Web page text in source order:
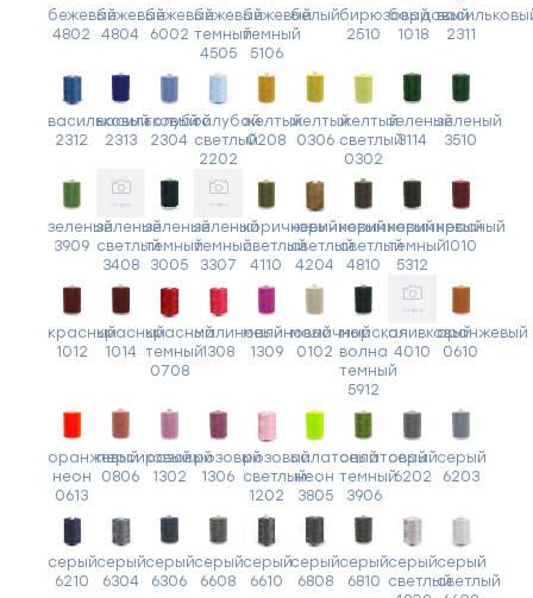
бежевый
4802
бежевый
4804
бежевый
6002
бежевый
темный
4505
бежевый
темный
5106
белыйбирюзовый
2510
бордовый
1018
2311
васильковый
2312
васильковый
2313
голубой
2304
голубой
светлый
2202
желтый
0208
желтый
0306
желтый
светлый
0302
зеленый
3114
зеленый
3510
зеленый
3909
зеленый
светлый
3408
зеленый
темный
3005
зеленый
темный
3307
коричневый
светлый
4110
коричневый
светлый
4204
коричневый
светлый
4810
коричневый
темный
5312
красный
1010
красный
1012
красный
1014
красный
темный
0708
малиновый
1308
малиновый
1309
молочный
0102
морская
волна
темный
5912
оливковый
4010
оранжевый
0610
оранжевый
неон
0613
персиковый
0806
розовый
1302
розовый
1306
розовый
светлый
1202
салатовый
неон
3805
салатовый
темный
3906
серый
6202
серый
6203
серый
6210
серый
6304
серый
6306
серый
6608
серый
6610
серый
6808
серый
6810
серый
светлый
серый
светлый